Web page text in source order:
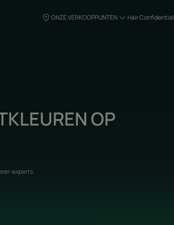
ONZE VERKOOPPUNTEN Hair Confidential
OP
experts.